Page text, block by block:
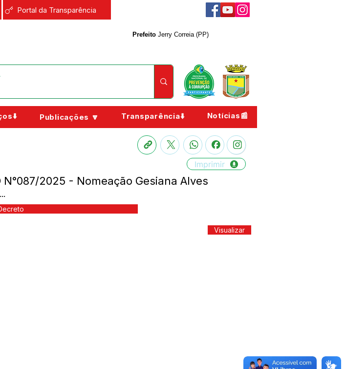
Portal da Transparência
Prefeito Jerry Correia (PP)
Publicações 🔽 Transparência⬇️ Notícias📰
Imprimir
2025 - Nomeação Gesiana Alves
Visualizar